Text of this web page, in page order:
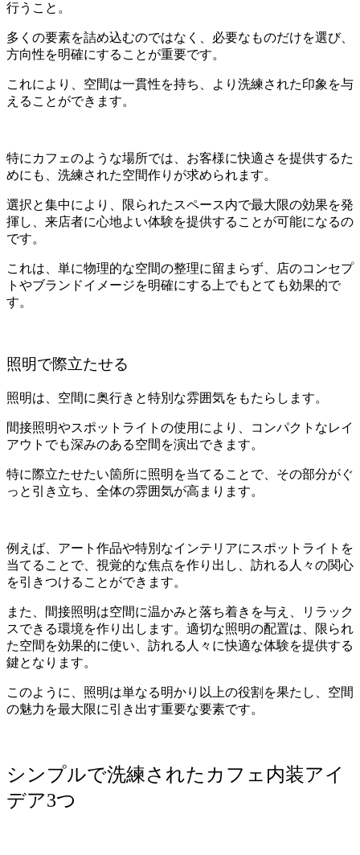
行うこと。
多くの要素を詰め込むのではなく、必要なものだけを選び、
方向性を明確にすることが重要です。
これにより、空間は一貫性を持ち、より洗練された印象を与
えることができます。
特にカフェのような場所では、お客様に快適さを提供するた
めにも、洗練された空間作りが求められます。
選択と集中により、限られたスペース内で最大限の効果を発
揮し、来店者に心地よい体験を提供することが可能になるの
です。
これは、単に物理的な空間の整理に留まらず、店のコンセプ
トやブランドイメージを明確にする上でもとても効果的で
す。
照明で際立たせる
照明は、空間に奥行きと特別な雰囲気をもたらします。
間接照明やスポットライトの使用により、コンパクトなレイ
アウトでも深みのある空間を演出できます。
特に際立たせたい箇所に照明を当てることで、その部分がぐ
っと引き立ち、全体の雰囲気が高まります。
例えば、アート作品や特別なインテリアにスポットライトを
当てることで、視覚的な焦点を作り出し、訪れる人々の関心
を引きつけることができます。
また、間接照明は空間に温かみと落ち着きを与え、リラック
スできる環境を作り出します。適切な照明の配置は、限られ
た空間を効果的に使い、訪れる人々に快適な体験を提供する
鍵となります。
このように、照明は単なる明かり以上の役割を果たし、空間
の魅力を最大限に引き出す重要な要素です。
シンプルで洗練されたカフェ内装アイ
デア3つ